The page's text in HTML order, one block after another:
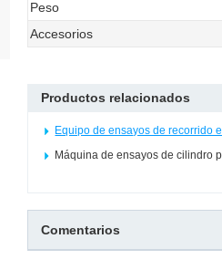
Peso
Accesorios
Productos relacionados
Equipo de ensayos de recorrido
Máquina de ensayos de cilindro
Comentarios